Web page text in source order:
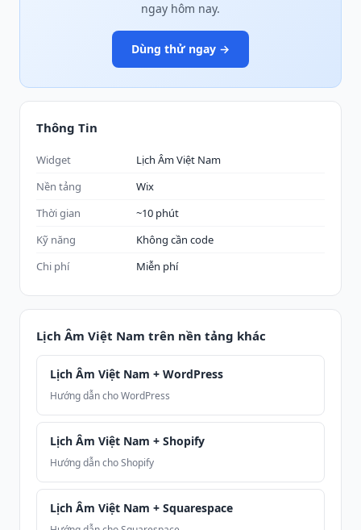
ngay hôm nay.
Dùng thử ngay →
Thông Tin
Widget
Lịch Âm Việt Nam
Nền tảng
Wix
Thời gian
~10 phút
Kỹ năng
Không cần code
Chi phí
Miễn phí
Lịch Âm Việt Nam trên nền tảng khác
Lịch Âm Việt Nam + WordPress
Hướng dẫn cho WordPress
Lịch Âm Việt Nam + Shopify
Hướng dẫn cho Shopify
Lịch Âm Việt Nam + Squarespace